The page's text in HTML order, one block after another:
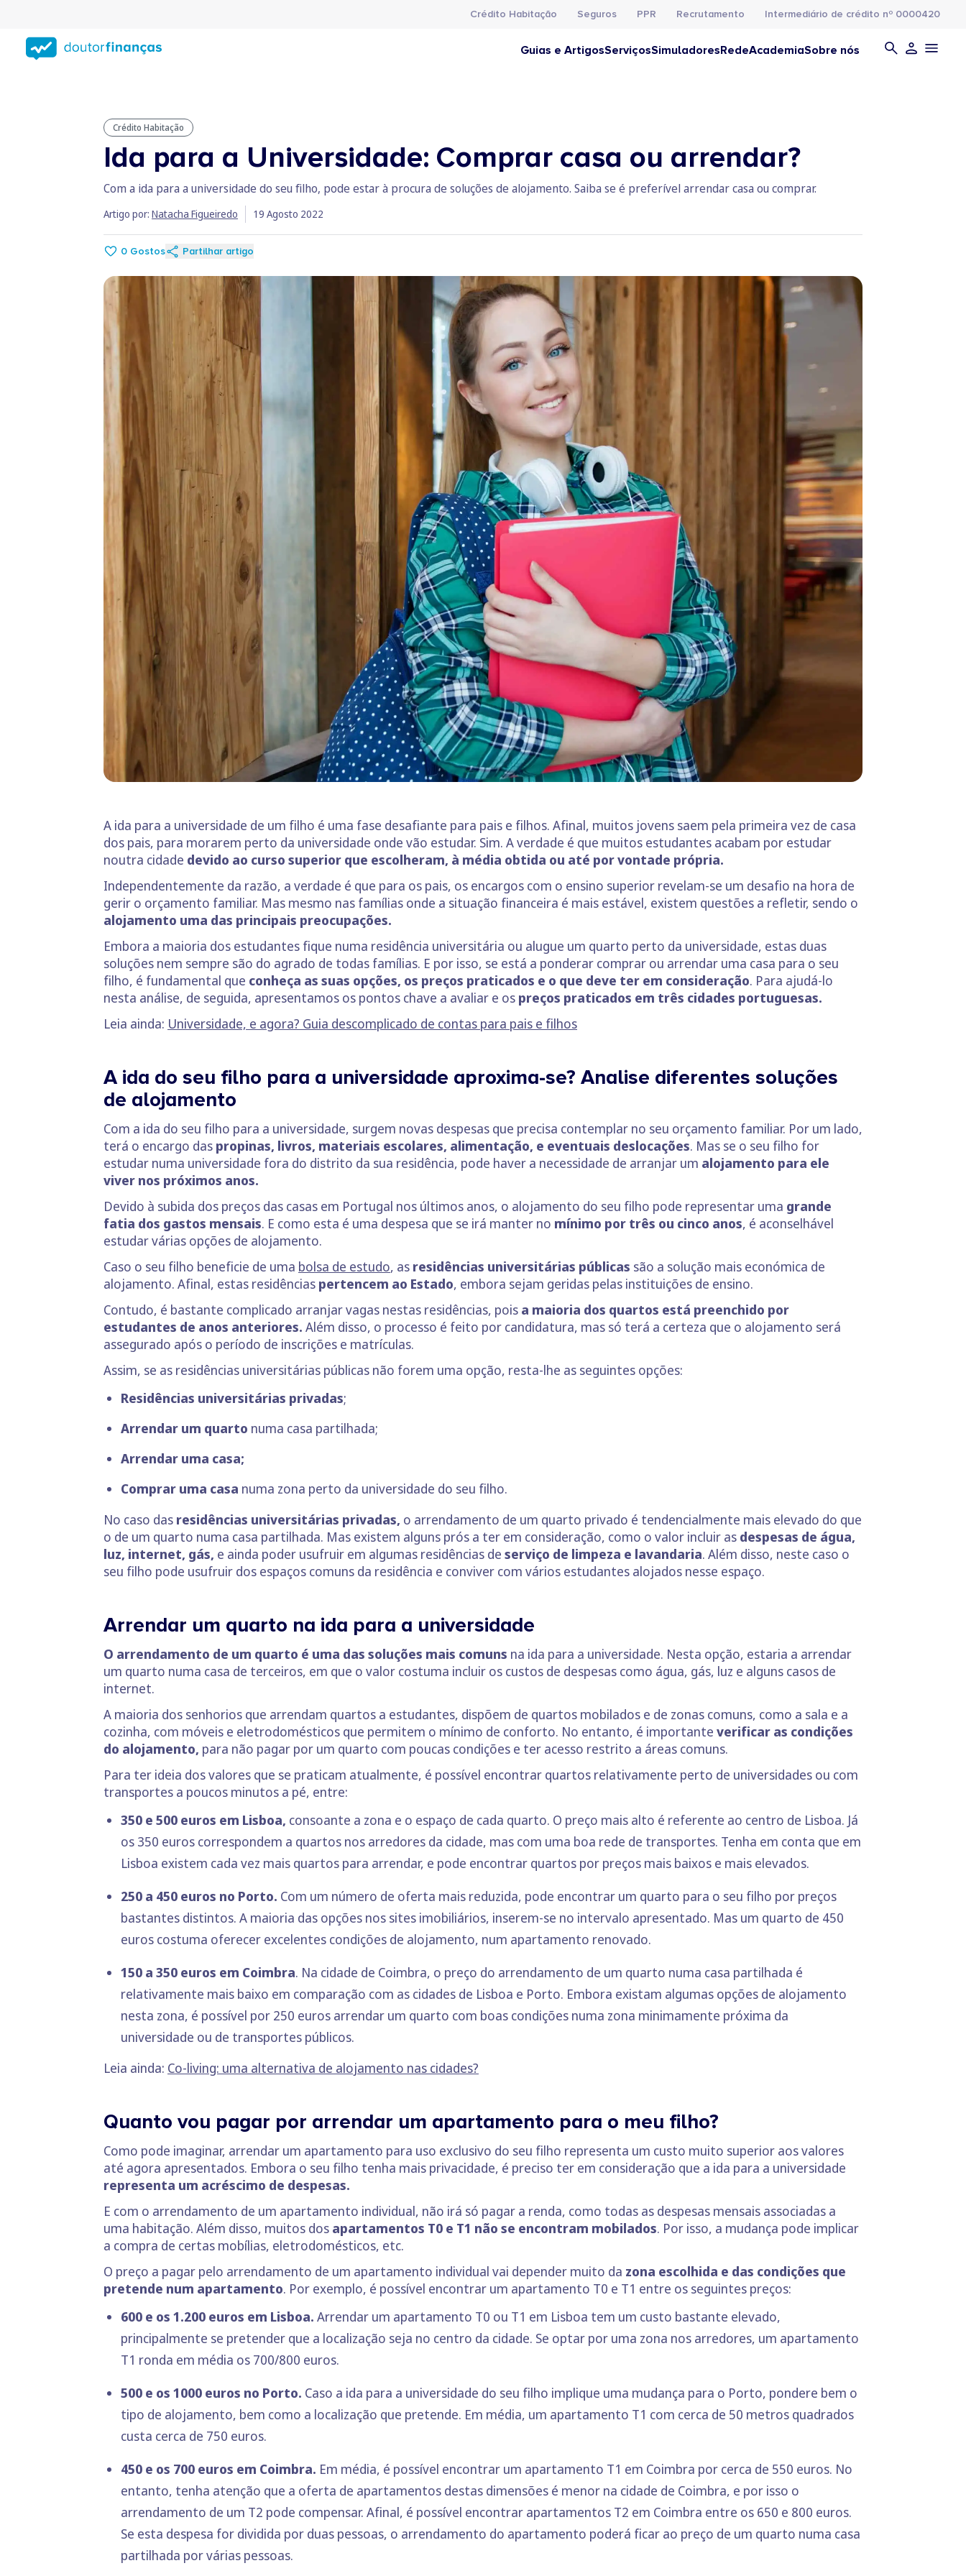
conteúdo
principal
Crédito Habitação Seguros PPR Recrutamento Intermediário de crédito nº 0000420
Guias e ArtigosServiçosSimuladoresRedeAcademiaSobre nós
Crédito Habitação
Ida para a Universidade: Comprar casa ou arrendar?
Com a ida para a universidade do seu filho, pode estar à procura de soluções de alojamento. Saiba se é preferível arrendar casa ou comprar.
Artigo por: Natacha Figueiredo 19 Agosto 2022
0 Gostos Partilhar artigo
A ida para a universidade de um filho é uma fase desafiante para pais e filhos. Afinal, muitos jovens saem pela primeira vez de casa
dos pais, para morarem perto da universidade onde vão estudar. Sim. A verdade é que muitos estudantes acabam por estudar
noutra cidade devido ao curso superior que escolheram, à média obtida ou até por vontade própria.
Independentemente da razão, a verdade é que para os pais, os encargos com o ensino superior revelam-se um desafio na hora de
gerir o orçamento familiar. Mas mesmo nas famílias onde a situação financeira é mais estável, existem questões a refletir, sendo o
alojamento uma das principais preocupações.
Embora a maioria dos estudantes fique numa residência universitária ou alugue um quarto perto da universidade, estas duas
soluções nem sempre são do agrado de todas famílias. E por isso, se está a ponderar comprar ou arrendar uma casa para o seu
filho, é fundamental que conheça as suas opções, os preços praticados e o que deve ter em consideração. Para ajudá-lo
nesta análise, de seguida, apresentamos os pontos chave a avaliar e os preços praticados em três cidades portuguesas.
Leia ainda: Universidade, e agora? Guia descomplicado de contas para pais e filhos
A ida do seu filho para a universidade aproxima-se? Analise diferentes soluções
de alojamento
Com a ida do seu filho para a universidade, surgem novas despesas que precisa contemplar no seu orçamento familiar. Por um lado,
terá o encargo das propinas, livros, materiais escolares, alimentação, e eventuais deslocações. Mas se o seu filho for
estudar numa universidade fora do distrito da sua residência, pode haver a necessidade de arranjar um alojamento para ele
viver nos próximos anos.
Devido à subida dos preços das casas em Portugal nos últimos anos, o alojamento do seu filho pode representar uma grande
fatia dos gastos mensais. E como esta é uma despesa que se irá manter no mínimo por três ou cinco anos, é aconselhável
estudar várias opções de alojamento.
Caso o seu filho beneficie de uma bolsa de estudo, as residências universitárias públicas são a solução mais económica de
alojamento. Afinal, estas residências pertencem ao Estado, embora sejam geridas pelas instituições de ensino.
Contudo, é bastante complicado arranjar vagas nestas residências, pois a maioria dos quartos está preenchido por
estudantes de anos anteriores. Além disso, o processo é feito por candidatura, mas só terá a certeza que o alojamento será
assegurado após o período de inscrições e matrículas.
Assim, se as residências universitárias públicas não forem uma opção, resta-lhe as seguintes opções:
Residências universitárias privadas;
Arrendar um quarto numa casa partilhada;
Arrendar uma casa;
Comprar uma casa numa zona perto da universidade do seu filho.
No caso das residências universitárias privadas, o arrendamento de um quarto privado é tendencialmente mais elevado do que
o de um quarto numa casa partilhada. Mas existem alguns prós a ter em consideração, como o valor incluir as despesas de água,
luz, internet, gás, e ainda poder usufruir em algumas residências de serviço de limpeza e lavandaria. Além disso, neste caso o
seu filho pode usufruir dos espaços comuns da residência e conviver com vários estudantes alojados nesse espaço.
Arrendar um quarto na ida para a universidade
O arrendamento de um quarto é uma das soluções mais comuns na ida para a universidade. Nesta opção, estaria a arrendar
um quarto numa casa de terceiros, em que o valor costuma incluir os custos de despesas como água, gás, luz e alguns casos de
internet.
A maioria dos senhorios que arrendam quartos a estudantes, dispõem de quartos mobilados e de zonas comuns, como a sala e a
cozinha, com móveis e eletrodomésticos que permitem o mínimo de conforto. No entanto, é importante verificar as condições
do alojamento, para não pagar por um quarto com poucas condições e ter acesso restrito a áreas comuns.
Para ter ideia dos valores que se praticam atualmente, é possível encontrar quartos relativamente perto de universidades ou com
transportes a poucos minutos a pé, entre:
350 e 500 euros em Lisboa, consoante a zona e o espaço de cada quarto. O preço mais alto é referente ao centro de Lisboa. Já
os 350 euros correspondem a quartos nos arredores da cidade, mas com uma boa rede de transportes. Tenha em conta que em
Lisboa existem cada vez mais quartos para arrendar, e pode encontrar quartos por preços mais baixos e mais elevados.
250 a 450 euros no Porto. Com um número de oferta mais reduzida, pode encontrar um quarto para o seu filho por preços
bastantes distintos. A maioria das opções nos sites imobiliários, inserem-se no intervalo apresentado. Mas um quarto de 450
euros costuma oferecer excelentes condições de alojamento, num apartamento renovado.
150 a 350 euros em Coimbra. Na cidade de Coimbra, o preço do arrendamento de um quarto numa casa partilhada é
relativamente mais baixo em comparação com as cidades de Lisboa e Porto. Embora existam algumas opções de alojamento
nesta zona, é possível por 250 euros arrendar um quarto com boas condições numa zona minimamente próxima da
universidade ou de transportes públicos.
Leia ainda: Co-living: uma alternativa de alojamento nas cidades?
Quanto vou pagar por arrendar um apartamento para o meu filho?
Como pode imaginar, arrendar um apartamento para uso exclusivo do seu filho representa um custo muito superior aos valores
até agora apresentados. Embora o seu filho tenha mais privacidade, é preciso ter em consideração que a ida para a universidade
representa um acréscimo de despesas.
E com o arrendamento de um apartamento individual, não irá só pagar a renda, como todas as despesas mensais associadas a
uma habitação. Além disso, muitos dos apartamentos T0 e T1 não se encontram mobilados. Por isso, a mudança pode implicar
a compra de certas mobílias, eletrodomésticos, etc.
O preço a pagar pelo arrendamento de um apartamento individual vai depender muito da zona escolhida e das condições que
pretende num apartamento. Por exemplo, é possível encontrar um apartamento T0 e T1 entre os seguintes preços:
600 e os 1.200 euros em Lisboa. Arrendar um apartamento T0 ou T1 em Lisboa tem um custo bastante elevado,
principalmente se pretender que a localização seja no centro da cidade. Se optar por uma zona nos arredores, um apartamento
T1 ronda em média os 700/800 euros.
500 e os 1000 euros no Porto. Caso a ida para a universidade do seu filho implique uma mudança para o Porto, pondere bem o
tipo de alojamento, bem como a localização que pretende. Em média, um apartamento T1 com cerca de 50 metros quadrados
custa cerca de 750 euros.
450 e os 700 euros em Coimbra. Em média, é possível encontrar um apartamento T1 em Coimbra por cerca de 550 euros. No
entanto, tenha atenção que a oferta de apartamentos destas dimensões é menor na cidade de Coimbra, e por isso o
arrendamento de um T2 pode compensar. Afinal, é possível encontrar apartamentos T2 em Coimbra entre os 650 e 800 euros.
Se esta despesa for dividida por duas pessoas, o arrendamento do apartamento poderá ficar ao preço de um quarto numa casa
partilhada por várias pessoas.